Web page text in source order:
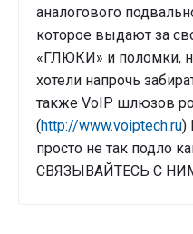
аналогового
которое выдают за
«ГЛЮКИ» и поломки,
хотели напрочь
также VoIP шлюзов
(http://www.voiptech.ru)
просто не так подло
СВЯЗЫВАЙТЕСЬ С